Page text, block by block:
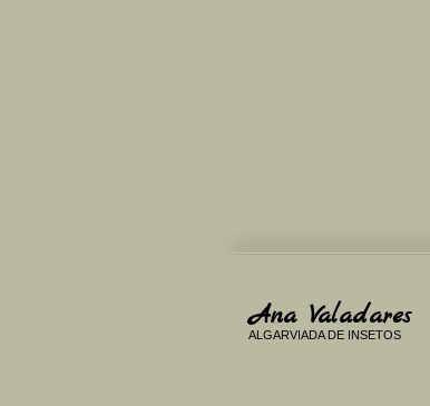
Ana Valadares
ALGARVIADA DE INSETOS